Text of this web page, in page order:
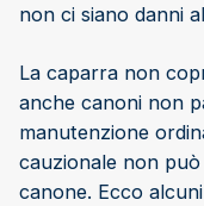
non ci siano danni
La caparra non
anche canoni non
manutenzione
cauzionale non
canone. Ecco